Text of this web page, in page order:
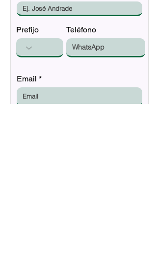
Prefijo Teléfono
Email